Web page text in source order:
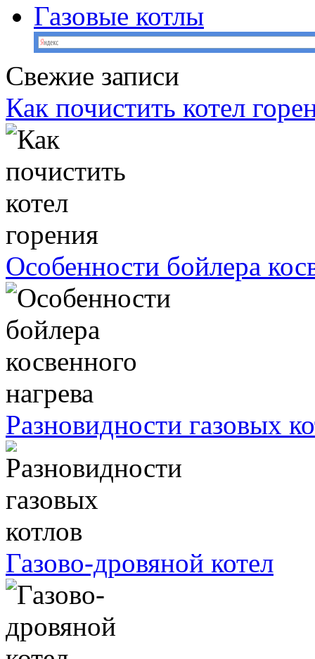
Газовые котлы
Свежие записи
Как почистить котел
Особенности бойлера
Разновидности газовых
Газово-дровяной котел